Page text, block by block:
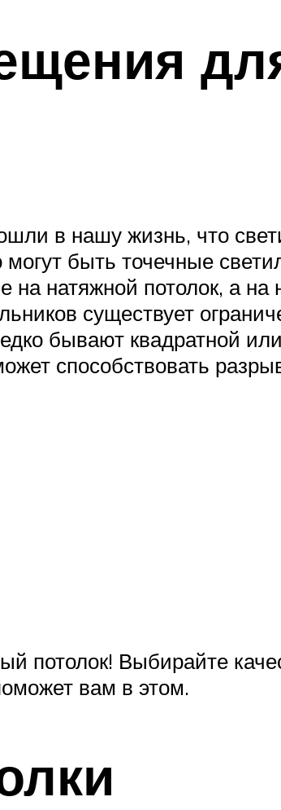
в нашу жизнь, что
быть точечные
на натяжной потолок, а
существует
бывают квадратной
способствовать
потолок! Выбирайте
вам в этом.